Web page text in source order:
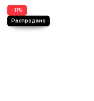
−11%